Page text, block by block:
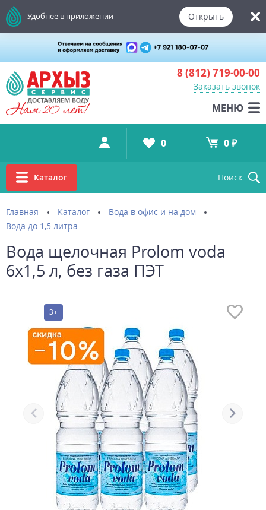
8 (812) 719-00-00
Заказать звонок
МЕНЮ
Удобнее в приложении Открыть
Каталог Поиск
0 0 ₽
Главная Каталог
Вода в офис и на дом
Вода до 1,5 литра
Вода щелочная Prolom voda
6х1,5 л, без газа ПЭТ
3+